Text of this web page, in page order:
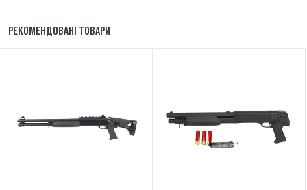
РЕКОМЕНДОВАНІ ТОВАРИ